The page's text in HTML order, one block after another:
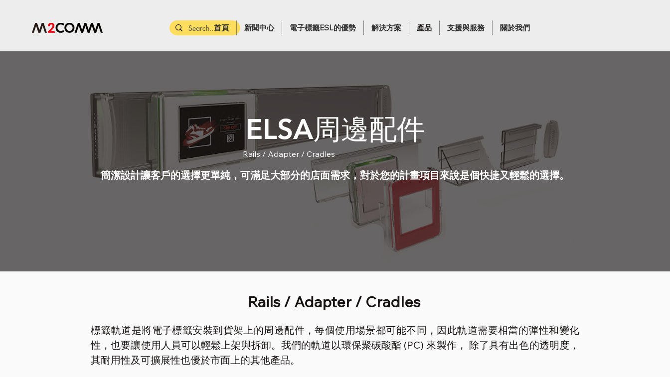
首頁 新聞中心 電子標籤ESL的優勢 解決方案 產品 支援與服務 關於我們
ELSA周邊配件
Rails / Adapter / Cradles
簡潔設計讓客戶的選擇更單純，可滿足大部分的店面需求，對於您的計畫項目來說是個快捷又輕鬆的選擇。
Rails / Adapter / Cradles
標籤軌道是將電子標籤安裝到貨架上的周邊配件，每個使用場景都可能不同，因此軌道需要相當的彈性和變化
性，也要讓使用人員可以輕鬆上架與拆卸。我們的軌道以環保聚碳酸酯 (PC) 來製作， 除了具有出色的透明度，
其耐用性及可擴展性也優於市面上的其他產品。